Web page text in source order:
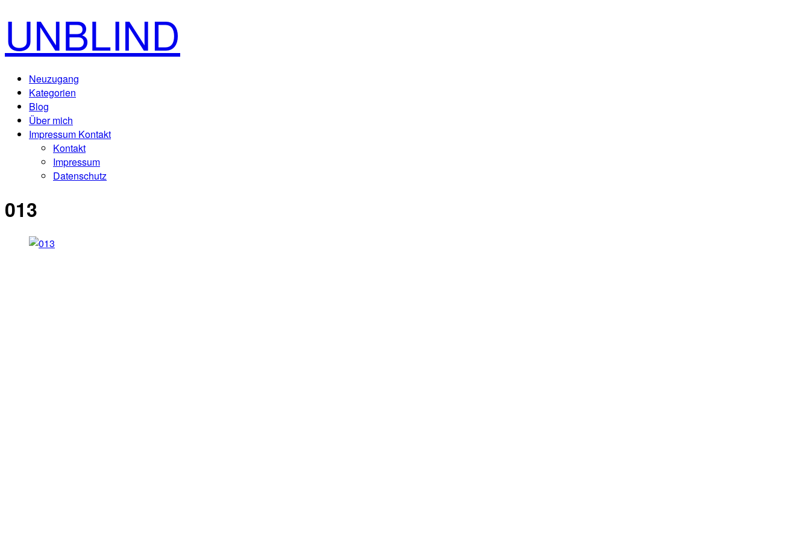
UNBLIND
Neuzugang
Kategorien
Blog
Über mich
Impressum Kontakt
Kontakt
Impressum
Datenschutz
013